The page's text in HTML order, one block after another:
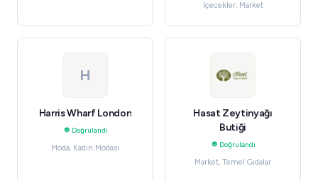
İçecekler, Market
H
Harris Wharf London
Doğrulandı
Moda, Kadın Modası
Hasat Zeytinyağı
Butiği
Doğrulandı
Market, Temel Gıdalar